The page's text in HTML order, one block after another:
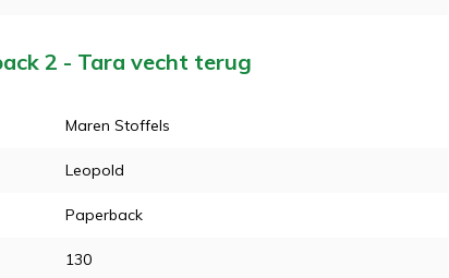
2 - Tara vecht terug
Maren Stoffels
Leopold
Paperback
130